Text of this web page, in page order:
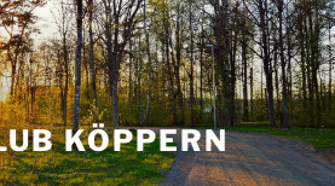
KÖPPERN